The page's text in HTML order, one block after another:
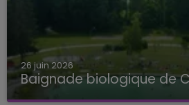
26 juin 2026
Baignade biologique de
Baignade biologique de